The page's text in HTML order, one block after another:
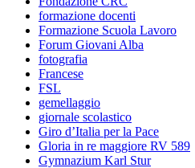
formazione docenti
Formazione Scuola Lavoro
Forum Giovani Alba
fotografia
Francese
FSL
gemellaggio
giornale scolastico
Giro d’Italia per la Pace
Gloria in re maggiore RV 589
Gymnazium Karl Stur